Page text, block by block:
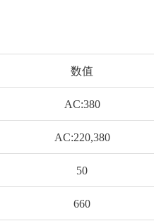
数值
AC:380
AC:220,380
50
660